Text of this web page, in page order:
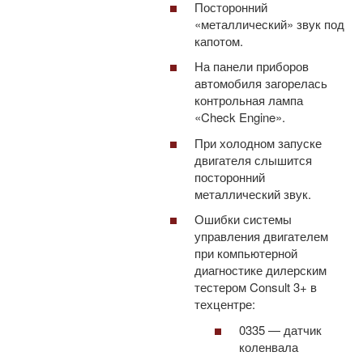
Посторонний
«металлический» звук под
капотом.
На панели приборов
автомобиля загорелась
контрольная лампа
«Check Engine».
При холодном запуске
двигателя слышится
посторонний
металлический звук.
Ошибки системы
управления двигателем
при компьютерной
диагностике дилерским
тестером Consult 3+ в
техцентре:
0335 — датчик
коленвала